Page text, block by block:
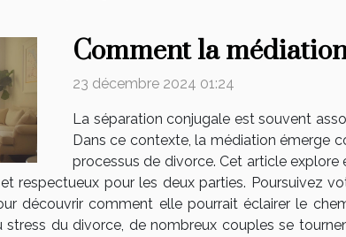
Comment la
23 décembre 2024 01:24
La séparation conjugale est souvent
Dans ce contexte, la médiation émerge
processus de divorce. Cet article
respectueux pour les deux parties. Poursuivez
découvrir comment elle pourrait éclairer le
stress du divorce, de nombreux couples se